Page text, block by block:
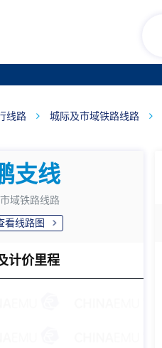
线路 城际及市域铁路线路
支线
域铁路线路
看线路图
计价里程